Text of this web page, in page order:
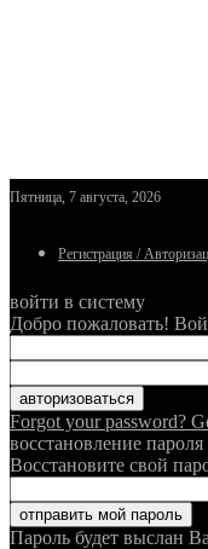
Пятница, 7 августа, 2026
Регистрация /
войти в систему
Добро пожаловать!
Forgot your password?
восстановление пароля
Восстановите свой
Пароль будет выслан